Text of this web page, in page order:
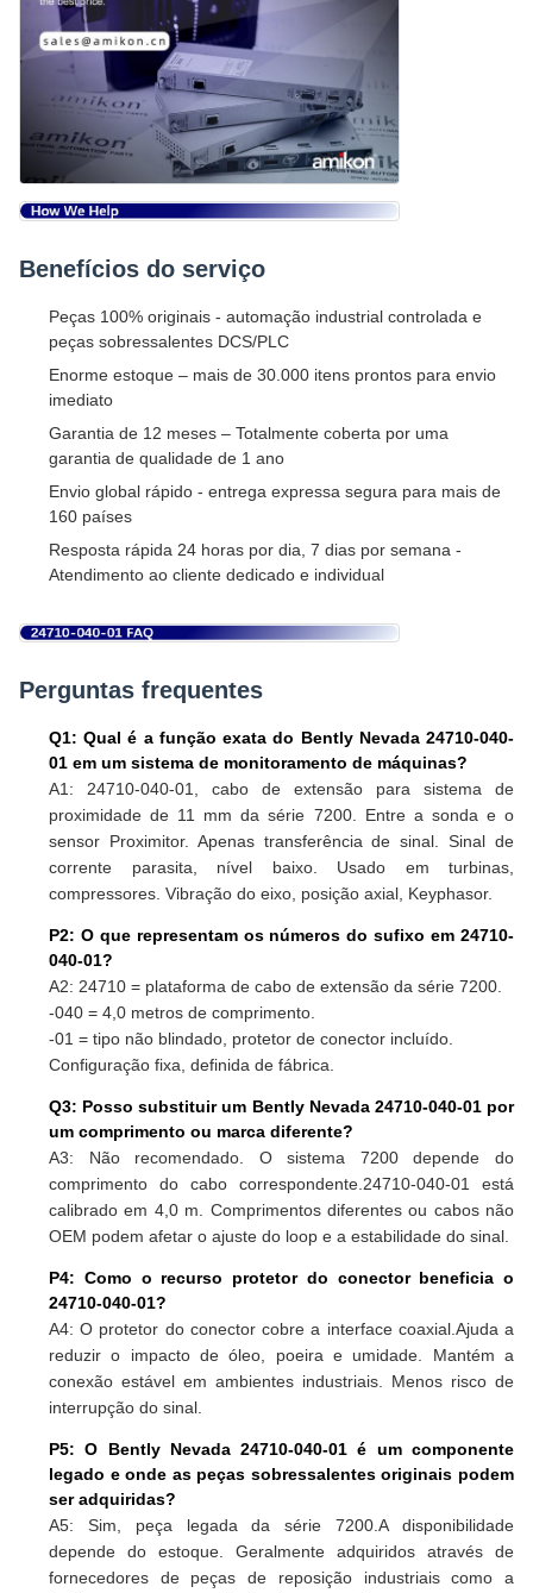
Benefícios do serviço
Peças 100% originais - automação industrial controlada e
peças sobressalentes DCS/PLC
Enorme estoque – mais de 30.000 itens prontos para envio
imediato
Garantia de 12 meses – Totalmente coberta por uma
garantia de qualidade de 1 ano
Envio global rápido - entrega expressa segura para mais de
160 países
Resposta rápida 24 horas por dia, 7 dias por semana -
Atendimento ao cliente dedicado e individual
Perguntas frequentes
Q1: Qual é a função exata do Bently Nevada 24710-040-
01 em um sistema de monitoramento de máquinas?
A1: 24710-040-01, cabo de extensão para sistema de
proximidade de 11 mm da série 7200. Entre a sonda e o
sensor Proximitor. Apenas transferência de sinal. Sinal de
corrente parasita, nível baixo. Usado em turbinas,
compressores. Vibração do eixo, posição axial, Keyphasor.
P2: O que representam os números do sufixo em 24710-
040-01?
A2: 24710 = plataforma de cabo de extensão da série 7200.
-040 = 4,0 metros de comprimento.
-01 = tipo não blindado, protetor de conector incluído.
Configuração fixa, definida de fábrica.
Q3: Posso substituir um Bently Nevada 24710-040-01 por
um comprimento ou marca diferente?
A3: Não recomendado. O sistema 7200 depende do
comprimento do cabo correspondente.24710-040-01 está
calibrado em 4,0 m. Comprimentos diferentes ou cabos não
OEM podem afetar o ajuste do loop e a estabilidade do sinal.
P4: Como o recurso protetor do conector beneficia o
24710-040-01?
A4: O protetor do conector cobre a interface coaxial.Ajuda a
reduzir o impacto de óleo, poeira e umidade. Mantém a
conexão estável em ambientes industriais. Menos risco de
interrupção do sinal.
P5: O Bently Nevada 24710-040-01 é um componente
legado e onde as peças sobressalentes originais podem
ser adquiridas?
A5: Sim, peça legada da série 7200.A disponibilidade
depende do estoque. Geralmente adquiridos através de
fornecedores de peças de reposição industriais como a